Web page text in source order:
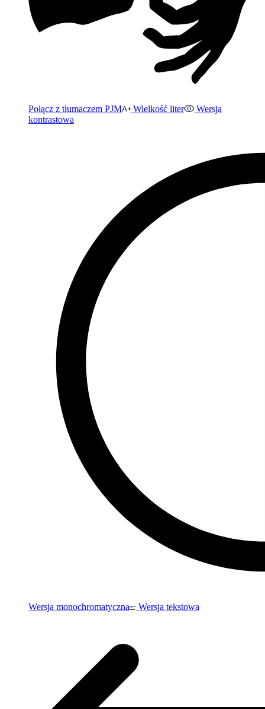
Połącz z tłumaczem PJM Wielkość liter
Wersja
kontrastowa
Wersja monochromatyczna Wersja tekstowa